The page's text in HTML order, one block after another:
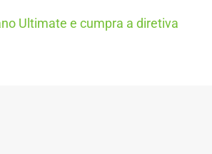
Ultimate e cumpra a diretiva